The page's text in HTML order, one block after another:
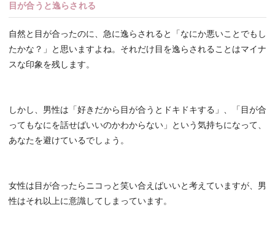
目が合うと逸らされる
自然と目が合ったのに、急に逸らされると「なにか悪いことでもし
たかな？」と思いますよね。それだけ目を逸らされることはマイナ
スな印象を残します。
しかし、男性は「好きだから目が合うとドキドキする」、「目が合
ってもなにを話せばいいのかわからない」という気持ちになって、
あなたを避けているでしょう。
女性は目が合ったらニコっと笑い合えばいいと考えていますが、男
性はそれ以上に意識してしまっています。